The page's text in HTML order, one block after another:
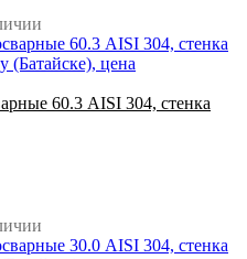
60.3 AISI 304, стенка